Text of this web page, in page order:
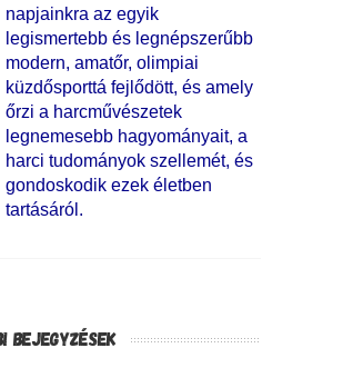
napjainkra az egyik
legismertebb és legnépszerűbb
modern, amatőr, olimpiai
küzdősporttá fejlődött, és amely
őrzi a harcművészetek
legnemesebb hagyományait, a
harci tudományok szellemét, és
gondoskodik ezek életben
tartásáról.
BEJEGYZÉSEK